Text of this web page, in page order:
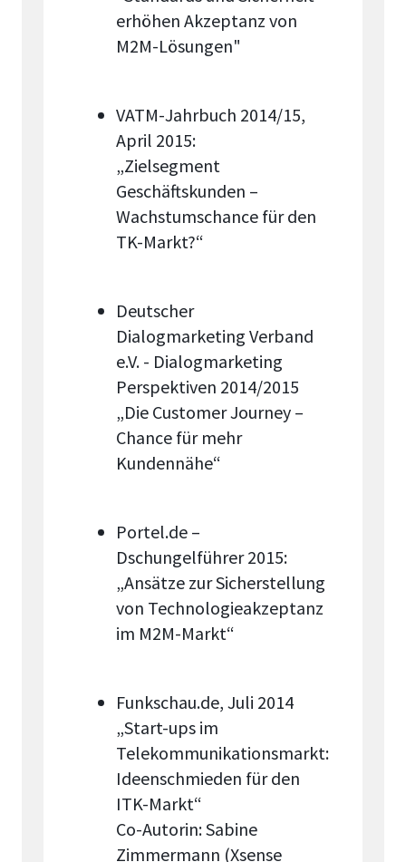
erhöhen Akzeptanz von
M2M-Lösungen"
VATM-Jahrbuch 2014/15,
April 2015:
„Zielsegment
Geschäftskunden –
Wachstumschance für den
TK-Markt?“
Deutscher
Dialogmarketing Verband
e.V. - Dialogmarketing
Perspektiven 2014/2015
„Die Customer Journey –
Chance für mehr
Kundennähe“
Portel.de –
Dschungelführer 2015:
„Ansätze zur Sicherstellung
von Technologieakzeptanz
im M2M-Markt“
Funkschau.de, Juli 2014
„Start-ups im
Telekommunikationsmarkt:
Ideenschmieden für den
ITK-Markt“
Co-Autorin: Sabine
Zimmermann (Xsense